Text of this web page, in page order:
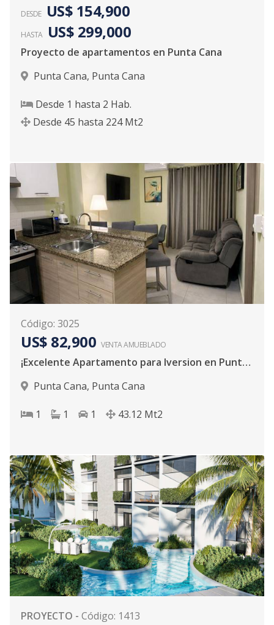
DESDE US$ 154,900
HASTA US$ 299,000
Proyecto de apartamentos en Punta Cana
Punta Cana, Punta Cana
Desde 1 hasta 2 Hab.
Desde 45 hasta 224 Mt2
Código: 3025
US$ 82,900 VENTA AMUEBLADO
¡Excelente Apartamento para Iversion en Punta Cana!
Punta Cana, Punta Cana
1 1 1 43.12 Mt2
PROYECTO - Código: 1413